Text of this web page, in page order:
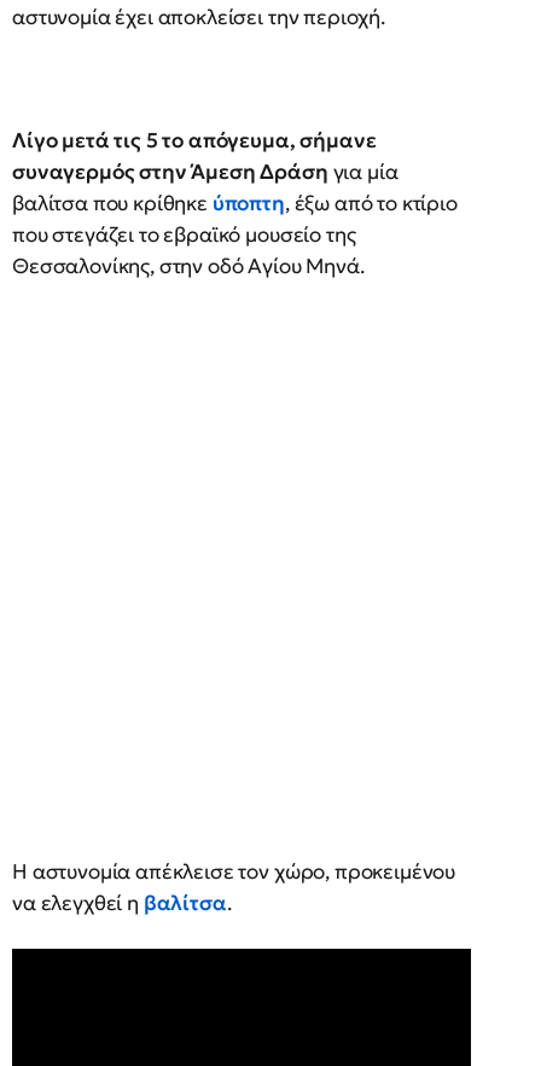
αστυνομία έχει αποκλείσει την περιοχή.
Λίγο μετά τις 5 το απόγευμα, σήμανε
συναγερμός στην Άμεση Δράση για μία
βαλίτσα που κρίθηκε ύποπτη, έξω από το κτίριο
που στεγάζει το εβραϊκό μουσείο της
Θεσσαλονίκης, στην οδό Αγίου Μηνά.
Η αστυνομία απέκλεισε τον χώρο, προκειμένου
να ελεγχθεί η βαλίτσα.